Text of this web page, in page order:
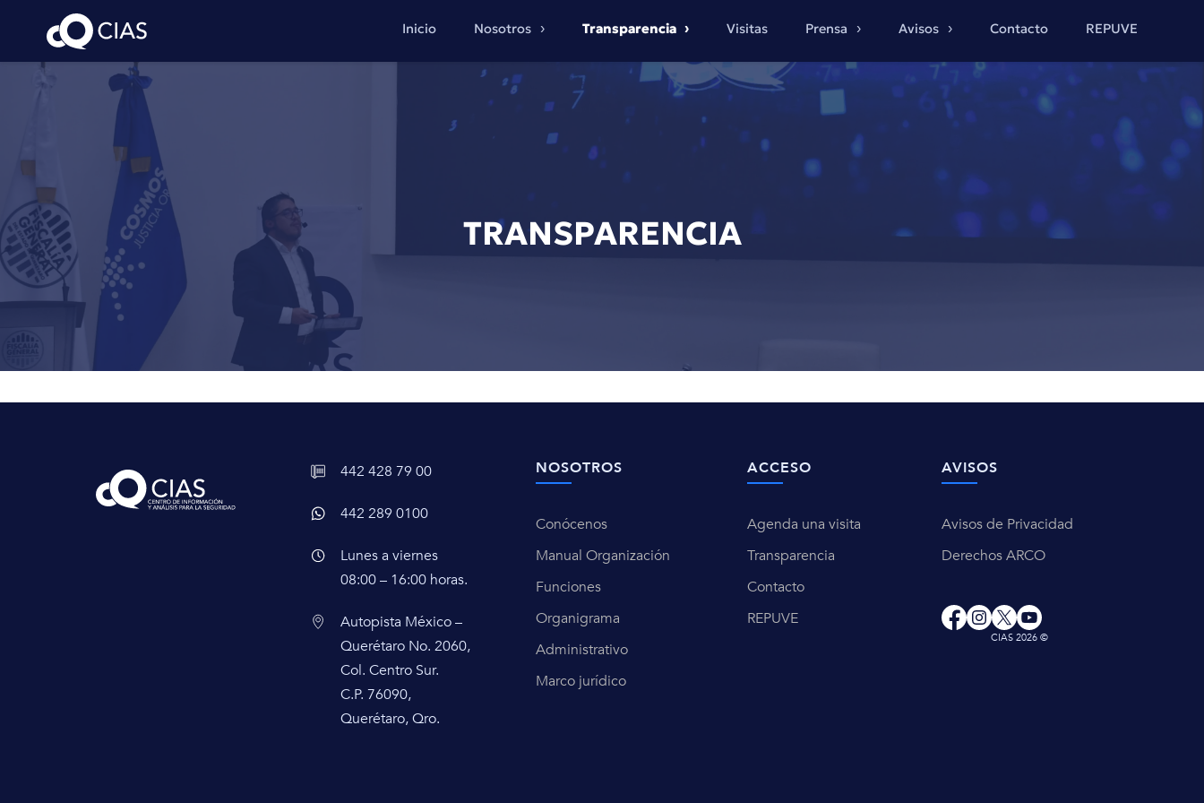
Inicio Nosotros Transparencia Visitas Prensa Avisos Contacto REPUVE
TRANSPARENCIA
442 428 79 00
442 289 0100
Lunes a viernes
08:00 – 16:00 horas.
Autopista México –
Querétaro No. 2060,
Col. Centro Sur.
C.P. 76090,
Querétaro, Qro.
NOSOTROS
Conócenos
Manual Organización
Funciones
Organigrama
Administrativo
Marco jurídico
ACCESO
Agenda una visita
Transparencia
Contacto
REPUVE
AVISOS
Avisos de Privacidad
Derechos ARCO
CIAS 2026 ©